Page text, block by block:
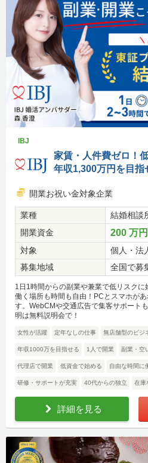
IBJ
家賃・人件費ゼロ！
年収1,300万円を目指
開業お祝い金対象企業
業種
結婚相談
開業資金
200 万円
対象
個人・法
募集地域
全国で募
1日1時間からの副業や兼業で低リスクに
働く場所も時間も自由！PCとスマホが
す。WebCMや交通広告で集客サポート
明は無料説明会で！
女性が活躍 定年なしの仕事 無店舗型のビジ
年収1000万を目指せる 1人で開業 副業・空
代理店で開業 低資金で始める 自由な時間に
研修・サポートが充実 40代からの独立 在庫
詳細を見る